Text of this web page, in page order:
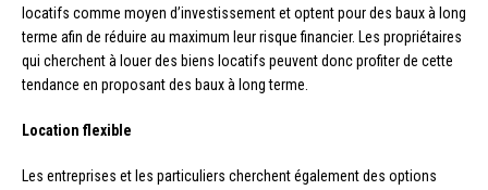
locatifs comme moyen d’investissement et optent pour des baux à long
terme afin de réduire au maximum leur risque financier. Les propriétaires
qui cherchent à louer des biens locatifs peuvent donc profiter de cette
tendance en proposant des baux à long terme.
Location flexible
Les entreprises et les particuliers cherchent également des options